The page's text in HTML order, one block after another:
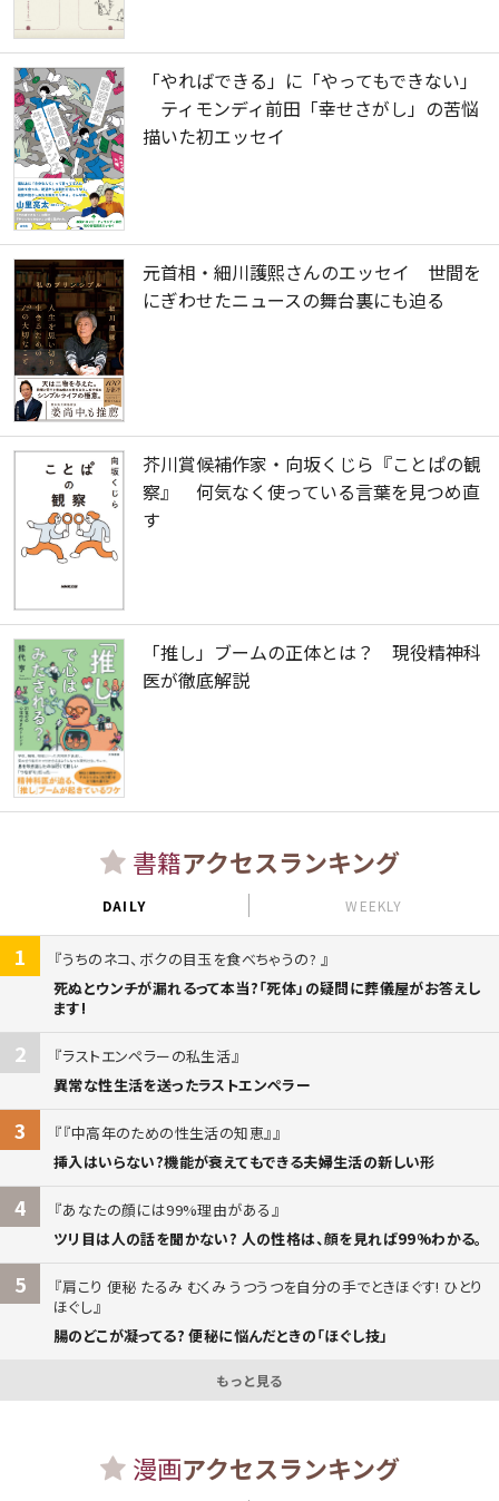
「やればできる」に「やってもできない」
ティモンディ前田「幸せさがし」の苦悩
描いた初エッセイ
元首相・細川護熙さんのエッセイ 世間を
にぎわせたニュースの舞台裏にも迫る
芥川賞候補作家・向坂くじら『ことぱの観
察』 何気なく使っている言葉を見つめ直
す
「推し」ブームの正体とは？ 現役精神科
医が徹底解説
書籍アクセスランキング
DAILY WEEKLY
1
うちのネコ、ボクの目玉を食べちゃうの?
死ぬとウンチが漏れるって本当?「死体」の疑問に葬儀屋がお答えし
ます!
2
ラストエンペラーの私生活
異常な性生活を送ったラストエンペラー
3
『中高年のための性生活の知恵』
挿入はいらない?機能が衰えてもできる夫婦生活の新しい形
4
あなたの顔には99%理由がある
ツリ目は人の話を聞かない? 人の性格は、顔を見れば99%わかる。
5
肩こり 便秘 たるみ むくみ うつうつを自分の手でときほぐす! ひとり
ほぐし
腸のどこが凝ってる? 便秘に悩んだときの「ほぐし技」
もっと見る
漫画アクセスランキング